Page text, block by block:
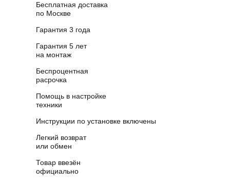
Бесплатная доставка
по Москве
Гарантия 3 года
Гарантия 5 лет
на монтаж
Беспроцентная
расрочка
Помощь в настройке
техники
Инструкции по установке включены
Легкий возврат
или обмен
Товар ввезён
официально